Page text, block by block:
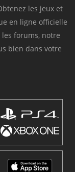
les jeux et
en ligne officielle
forums, notre
bien dans votre